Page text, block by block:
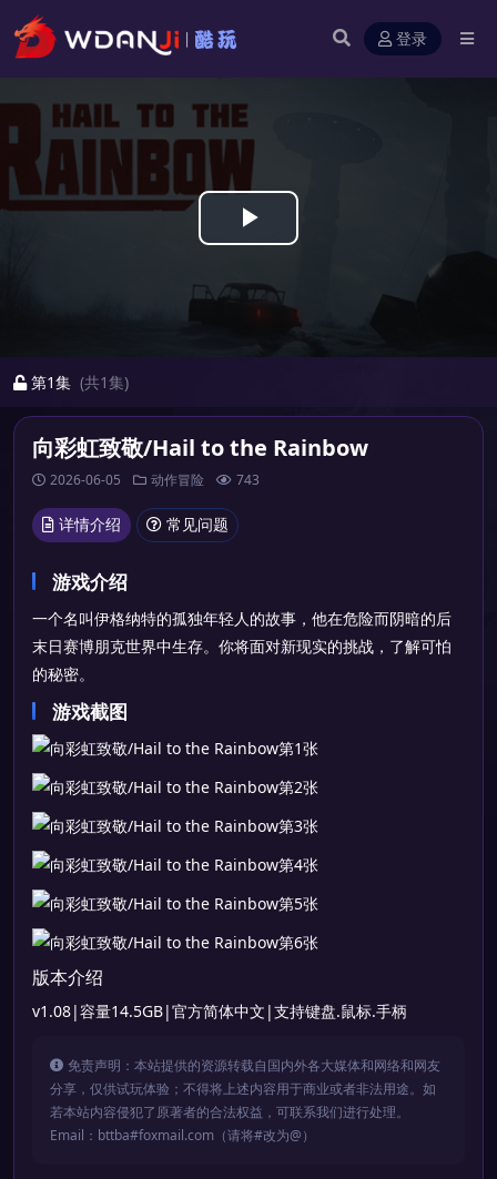
登录
Play
Video
第1集 (共1集)
向彩虹致敬/Hail to the Rainbow
2026-06-05 动作冒险 743
详情介绍 常见问题
游戏介绍
一个名叫伊格纳特的孤独年轻人的故事，他在危险而阴暗的后
末日赛博朋克世界中生存。你将面对新现实的挑战，了解可怕
的秘密。
游戏截图
版本介绍
v1.08|容量14.5GB|官方简体中文|支持键盘.鼠标.手柄
免责声明：本站提供的资源转载自国内外各大媒体和网络和网友
分享，仅供试玩体验；不得将上述内容用于商业或者非法用途。如
若本站内容侵犯了原著者的合法权益，可联系我们进行处理。
Email：bttba#foxmail.com（请将#改为@）